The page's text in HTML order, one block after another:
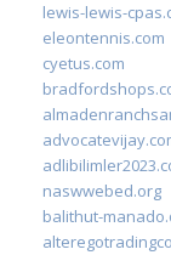
lewis-lewis-
eleontennis.com
cyetus.com
naswwebed.org
balithut-